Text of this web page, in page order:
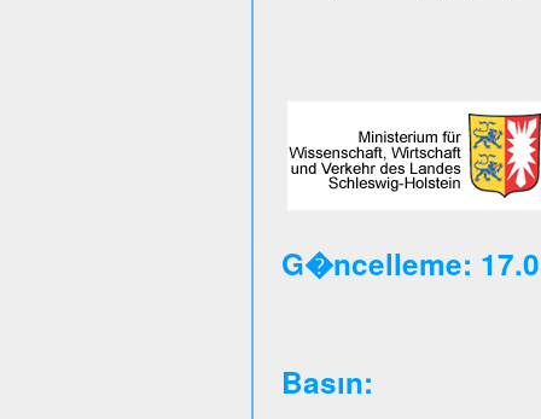
G�ncelleme:
Basın: